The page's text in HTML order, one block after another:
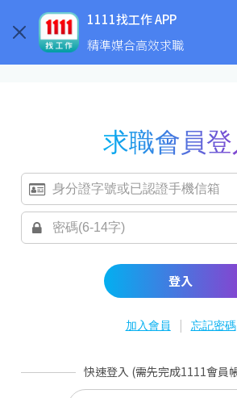
1111找工作 APP
精準媒合高效求職
求職會員登
登入
加入會員 | 忘記密碼
快速登入 (需先完成1111會員